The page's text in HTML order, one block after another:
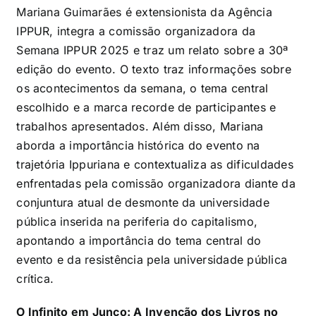
Mariana Guimarães é extensionista da Agência
IPPUR, integra a comissão organizadora da
Semana IPPUR 2025 e traz um relato sobre a 30ª
edição do evento. O texto traz informações sobre
os acontecimentos da semana, o tema central
escolhido e a marca recorde de participantes e
trabalhos apresentados. Além disso, Mariana
aborda a importância histórica do evento na
trajetória Ippuriana e contextualiza as dificuldades
enfrentadas pela comissão organizadora diante da
conjuntura atual de desmonte da universidade
pública inserida na periferia do capitalismo,
apontando a importância do tema central do
evento e da resistência pela universidade pública
crítica.
O Infinito em Junco: A Invenção dos Livros no